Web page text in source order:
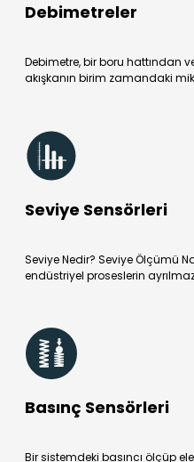
Debimetreler
Debimetre, bir boru hattından
akışkanın birim zamandaki
Seviye Sensörleri
Seviye Nedir? Seviye Ölçümü
endüstriyel proseslerin
Basınç Sensörleri
Bir sistemdeki basıncı ölçüp